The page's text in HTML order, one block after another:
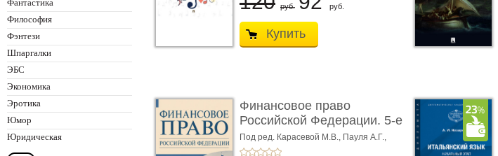
Фантастика
Философия
Фэнтези
Шпаргалки
ЭБС
Экономика
Эротика
Юмор
Юридическая
руб. руб.
Купить
Финансовое право
Российской Федерации. 5-е
изд� ...
Под ред. Карасевой М.В., Пауля А.Г.,
Красюкова А.В.